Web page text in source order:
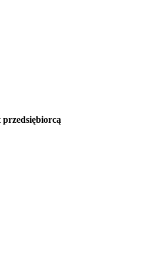
przedsiębiorcą